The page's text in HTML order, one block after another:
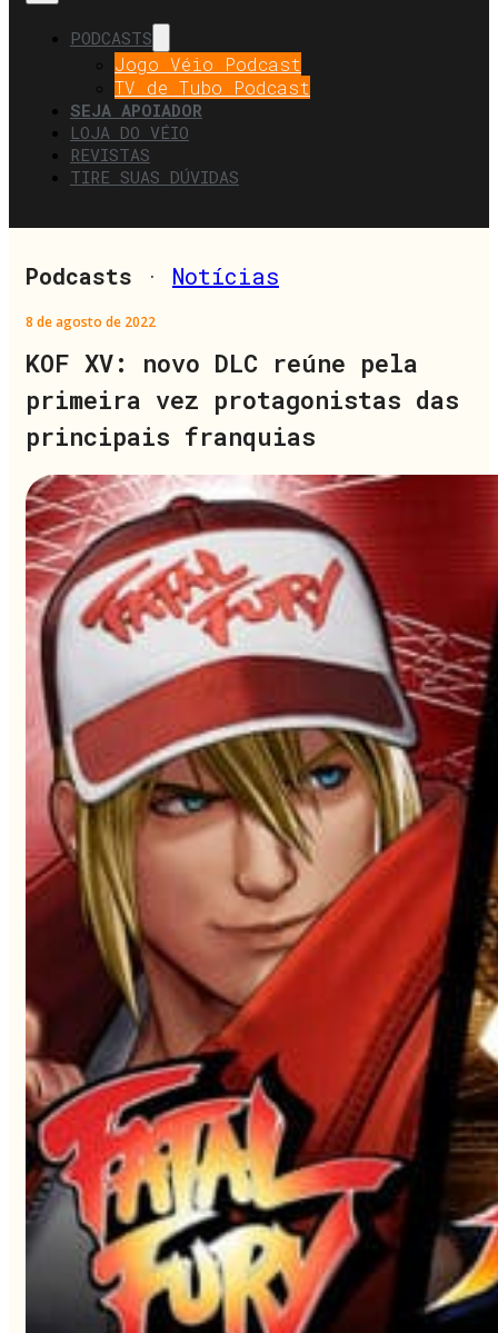
PODCASTS
Jogo Véio Podcast
TV de Tubo Podcast
SEJA APOIADOR
LOJA DO VÉIO
REVISTAS
TIRE SUAS DÚVIDAS
Podcasts · Notícias
8 de agosto de 2022
KOF XV: novo DLC reúne pela
primeira vez protagonistas das
principais franquias